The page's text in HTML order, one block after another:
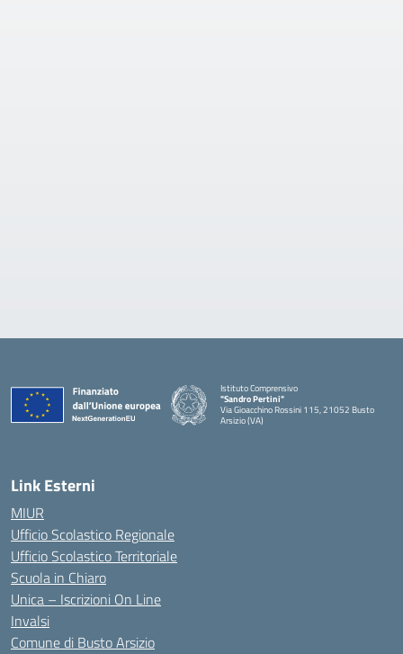
Istituto Comprensivo
"Sandro Pertini"
Via Gioacchino Rossini 115, 21052 Busto
Arsizio (VA)
Link Esterni
MIUR
Ufficio Scolastico Regionale
Ufficio Scolastico Territoriale
Scuola in Chiaro
Unica – Iscrizioni On Line
Invalsi
Comune di Busto Arsizio